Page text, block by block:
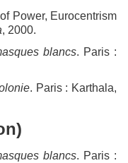
Power, Eurocentrism
, 2000.
blancs. Paris :
. Paris : Karthala,
blancs. Paris :